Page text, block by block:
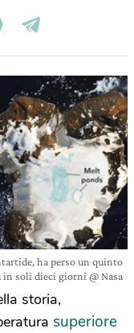
ha perso un quinto
in soli dieci giorni @ Nasa
storia,
superiore